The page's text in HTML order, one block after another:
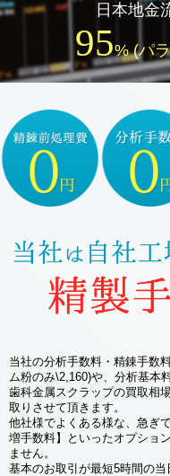
日本地金
95% (パ
当社の分析手数料・精錬手数
ム粉のみ\2,160)や、分析基本
歯科金属スクラップの買取相
取りさせて頂きます。
他社様でよくある様な、急ぎ
増手数料】といったオプショ
ません。
基本のお取引が最短5時間の当